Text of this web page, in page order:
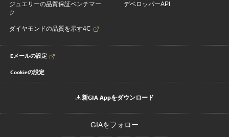
ジュエリーの品質保証ベンチマー
ク
ダイヤモンドの品質を示す4C
デベロッパーAPI
Eメールの設定
Cookieの設定
新GIA Appをダウンロード
GIAをフォロー